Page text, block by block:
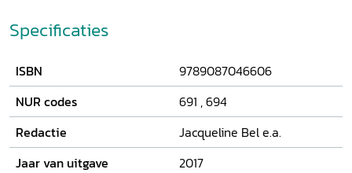
geproduceerd, geconstrueerd en geconsumeerd in
Indonesische films. Remco Raben laat zien hoe in het werk
verdringt. Caroline Drieënhuizen gebruikt het
romanpersonage 'mevrouw van Kleyntjes' uit Maria
Dermoûts De tienduizend dingen om te demonstreren hoe
herinneringen aan het koloniale verleden door de tijd heen
verschillen per sociale groep.
Specificaties
ISBN
9789087046606
NUR codes
691 ,694
Redactie
Jacqueline Bel e.a.
Jaar van uitgave
2017